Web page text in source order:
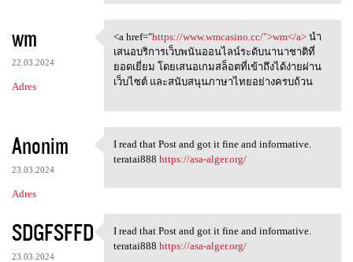
wm
22.03.2024
Adres
<a href="https://www.wmcasino
<a href="https://www.wmcasino.cc/">wm</a>นำ
เสนอบริการเว็บพนันออนไลน์ระดับนานาชาติที่
ยอดเยี่ยม โดยเสนอเกมสล็อตที่เข้าถึงได้ง่ายผ่าน
เว็บไซต์ และสนับสนุนภาษาไทยอย่างครบถ้วน
Anonim
23.03.2024
Adres
I read that Post and got it
I read that Post and got it fine and informative.
teratai888 https://asa-alger.org/
SDGFSFFD
23.03.2024
I read that Post and got it
I read that Post and got it fine and informative.
teratai888 https://asa-alger.org/